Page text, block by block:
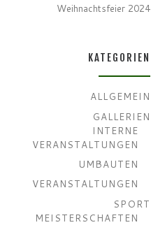
Weihnachtsfeier 2024
KATEGORIEN
ALLGEMEIN
GALLERIEN
INTERNE
VERANSTALTUNGEN
UMBAUTEN
VERANSTALTUNGEN
SPORT
MEISTERSCHAFTEN